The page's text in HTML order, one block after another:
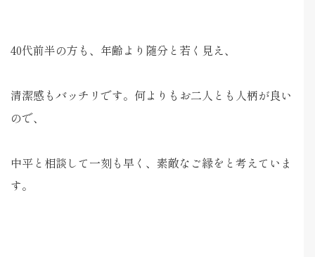
40代前半の方も、年齢より随分と若く見え、
清潔感もバッチリです。何よりもお二人とも人柄が良い
ので、
中平と相談して一刻も早く、素敵なご縁をと考えていま
す。